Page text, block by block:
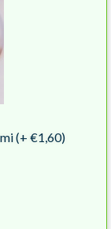
(+ €1,60)